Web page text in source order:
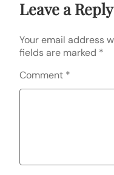
Leave a Reply
Your email address
fields are marked *
Comment *